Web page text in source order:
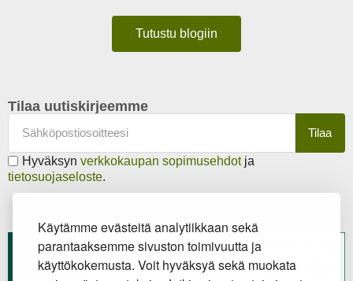
Käytämme evästeitä analytiikkaan sekä
parantaaksemme sivuston toimivuutta ja
käyttökokemusta. Voit hyväksyä sekä muokata
Tutustu blogiin
Tilaa uutiskirjeemme
Tilaa
Hyväksyn verkkokaupan sopimusehdotja
tietosuojaseloste.